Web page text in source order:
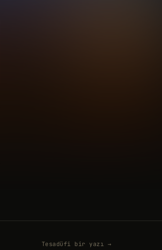
Tesadüfi bir yazı →